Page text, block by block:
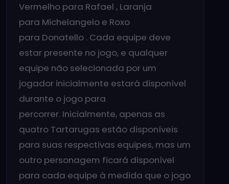
Vermelho para Rafael , Laranja
para Michelangelo e Roxo
para Donatello . Cada equipe deve
estar presente no jogo, e qualquer
equipe não selecionada por um
jogador inicialmente estará disponível
durante o jogo para
percorrer. Inicialmente, apenas as
quatro Tartarugas estão disponíveis
para suas respectivas equipes, mas um
outro personagem ficará disponível
para cada equipe à medida que o jogo